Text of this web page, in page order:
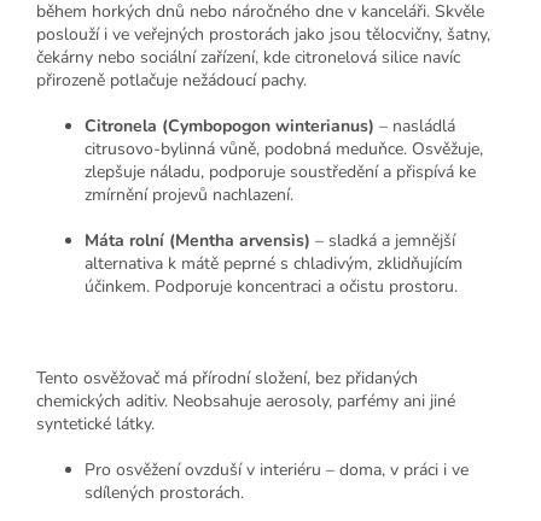
během horkých dnů nebo náročného dne v kanceláři. Skvěle
poslouží i ve veřejných prostorách jako jsou tělocvičny, šatny,
čekárny nebo sociální zařízení, kde citronelová silice navíc
přirozeně potlačuje nežádoucí pachy.
Citronela (Cymbopogon winterianus) – nasládlá
citrusovo-bylinná vůně, podobná meduňce. Osvěžuje,
zlepšuje náladu, podporuje soustředění a přispívá ke
zmírnění projevů nachlazení.
Máta rolní (Mentha arvensis) – sladká a jemnější
alternativa k mátě peprné s chladivým, zklidňujícím
účinkem. Podporuje koncentraci a očistu prostoru.
Tento osvěžovač má přírodní složení, bez přidaných
chemických aditiv. Neobsahuje aerosoly, parfémy ani jiné
syntetické látky.
Pro osvěžení ovzduší v interiéru – doma, v práci i ve
sdílených prostorách.